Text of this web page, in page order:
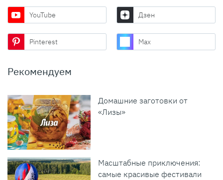
YouTube Дзен
Pinterest Max
Рекомендуем
Домашние заготовки от
«Лизы»
Масштабные приключения:
самые красивые фестивали